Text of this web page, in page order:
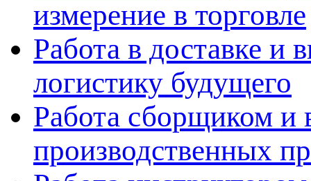
измерение в торговле
Работа в доставке и
логистику будущего
Работа сборщиком и
производственных